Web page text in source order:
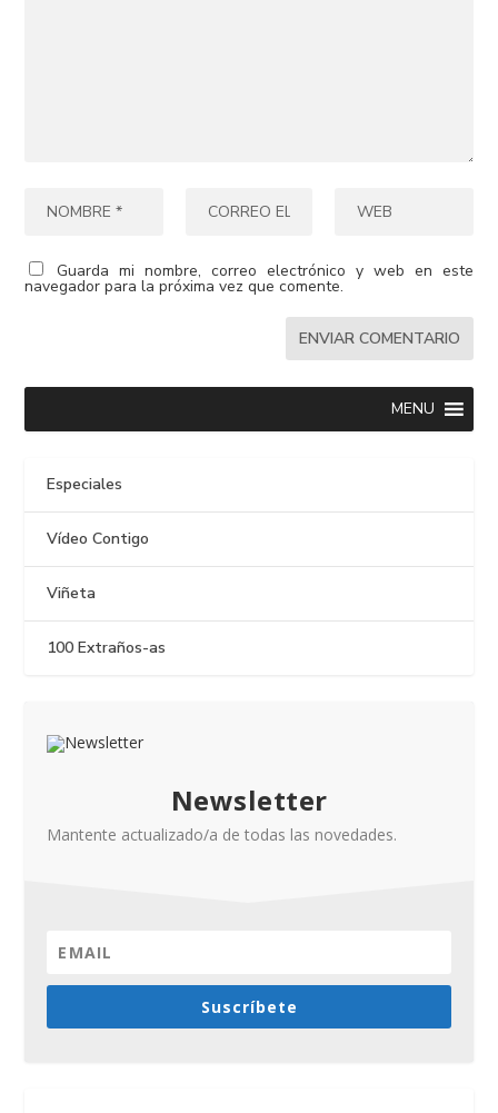
Guarda mi nombre, correo electrónico y web en este
navegador para la próxima vez que comente.
MENU
Especiales
Vídeo Contigo
Viñeta
100 Extraños-as
Newsletter
Mantente actualizado/a de todas las novedades.
Suscríbete